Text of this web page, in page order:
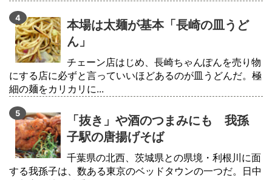
本場は太麺が基本「長崎の皿うど
ん」
チェーン店はじめ、長崎ちゃんぽんを売り物
にする店に必ずと言っていいほどあるのが皿うどんだ。極
細の麺をカリカリに...
「抜き」や酒のつまみにも 我孫
子駅の唐揚げそば
千葉県の北西、茨城県との県境・利根川に面
する我孫子は、数ある東京のベッドタウンの一つだ。日中